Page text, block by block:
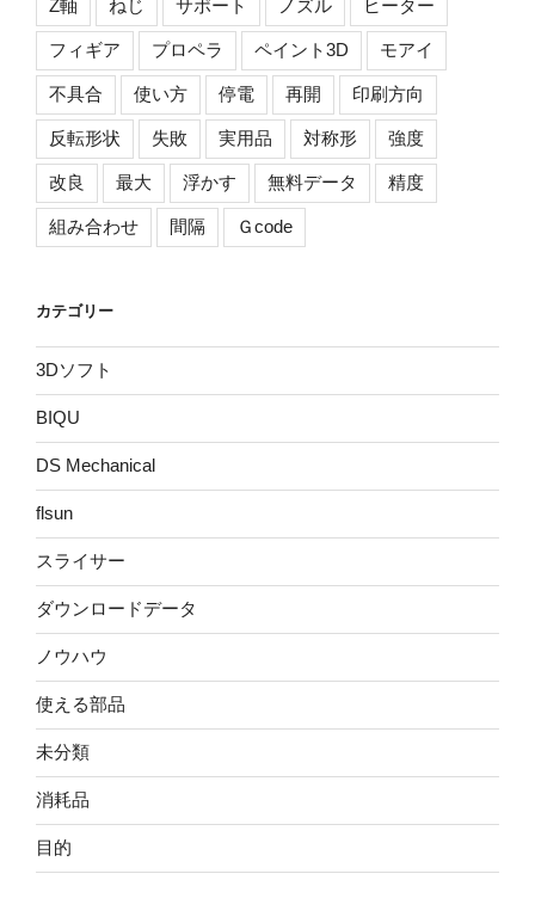
Z軸 ねじ サポート ノズル ヒーター
フィギア プロペラ ペイント3D モアイ
不具合 使い方 停電 再開 印刷方向
反転形状 失敗 実用品 対称形 強度
改良 最大 浮かす 無料データ 精度
組み合わせ 間隔 Ｇcode
カテゴリー
3Dソフト
BIQU
DS Mechanical
flsun
スライサー
ダウンロードデータ
ノウハウ
使える部品
未分類
消耗品
目的